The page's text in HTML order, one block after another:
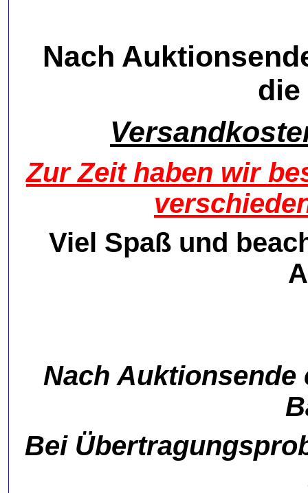
Nach
die
Zur Zeit haben wir
Viel Spaß und
Nach
Bei